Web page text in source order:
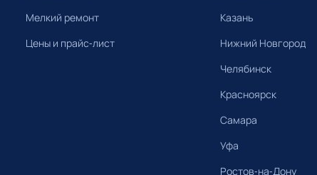
Мелкий ремонт
Цены и прайс-лист
Казань
Нижний Новгород
Челябинск
Красноярск
Самара
Уфа
Ростов-на-Дону